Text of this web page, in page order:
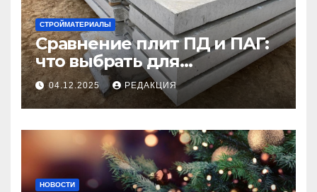
СТРОЙМАТЕРИАЛЫ
Сравнение плит ПД и ПАГ:
что выбрать для
долговечного и прочного
покрытия
04.12.2025 РЕДАКЦИЯ
НОВОСТИ